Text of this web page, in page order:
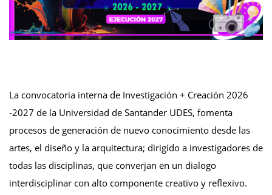
La convocatoria interna de Investigación + Creación 2026
-2027 de la Universidad de Santander UDES, fomenta
procesos de generación de nuevo conocimiento desde las
artes, el diseño y la arquitectura; dirigido a investigadores de
todas las disciplinas, que converjan en un dialogo
interdisciplinar con alto componente creativo y reflexivo.